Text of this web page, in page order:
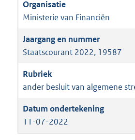
Ministerie van Financiën
Staatscourant 2022, 19587
ander besluit van algemene
11-07-2022